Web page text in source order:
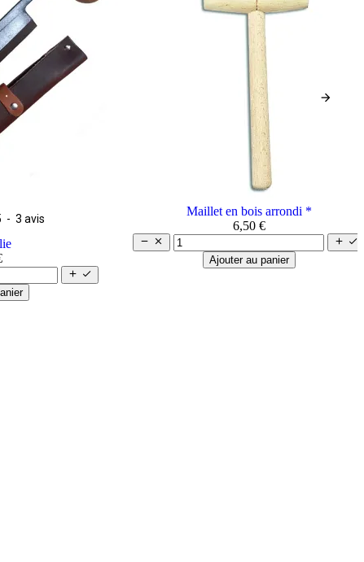
- 3 avis
 
Maillet en bois arrondi *
6,50 €
   
Ajouter au panier
arrow_forward